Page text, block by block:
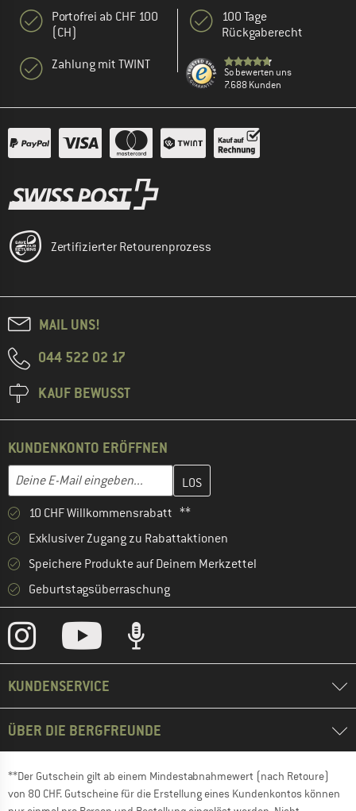
Portofrei ab CHF 100
(CH)
Zahlung mit TWINT
100 Tage
Rückgaberecht
So bewerten uns
7.688 Kunden
Zertifizierter Retourenprozess
MAIL UNS!
044 522 02 17
KAUF BEWUSST
KUNDENKONTO ERÖFFNEN
E-Mail-Adresse
Gib hier deine E-Mail-Adresse ein und erstelle im nächsten
10 CHF Willkommensrabatt **
Exklusiver Zugang zu Rabattaktionen
Speichere Produkte auf Deinem Merkzettel
Geburtstagsüberraschung
KUNDENSERVICE
ÜBER DIE BERGFREUNDE
**Der Gutschein gilt ab einem Mindestabnahmewert (nach Retoure)
von 80 CHF. Gutscheine für die Erstellung eines Kundenkontos können